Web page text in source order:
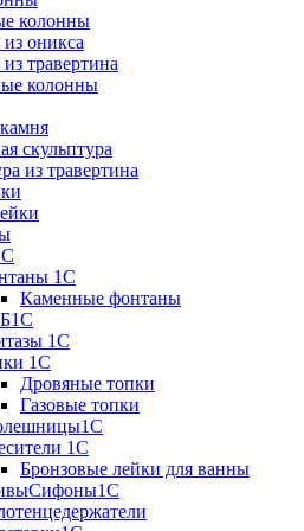
колонны
оникса
травертина
колонны
скульптура
из травертина
1C
Каменные фонтаны
1С
1С
Дровяные топки
Газовые топки
1С
Бронзовые лейки для ванны